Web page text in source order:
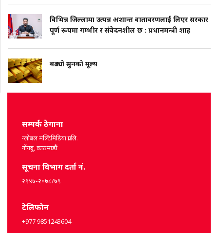
विभिन्न जिल्लामा उत्पन्न अशान्त वातावरणलाई लिएर सरकार
पूर्ण रूपमा गम्भीर र संवेदनशील छ : प्रधानमन्त्री शाह
बढ्यो सुनको मूल्य
सम्पर्क ठेगाना
ग्लोबल मल्टिमिडिया प्रा.लि.
गोंगबु, काठमाडौं
सूचना विभाग दर्ता नं.
२९४७-२०७८/७९
टेलिफोन
+977 9851243604